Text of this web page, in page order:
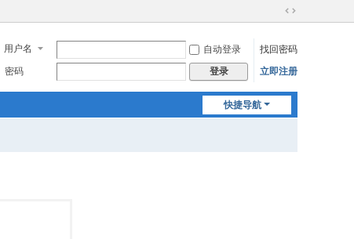
切
到
宽
用户名 自动登录
找回密码
密码
登录 立即注册
快捷导航